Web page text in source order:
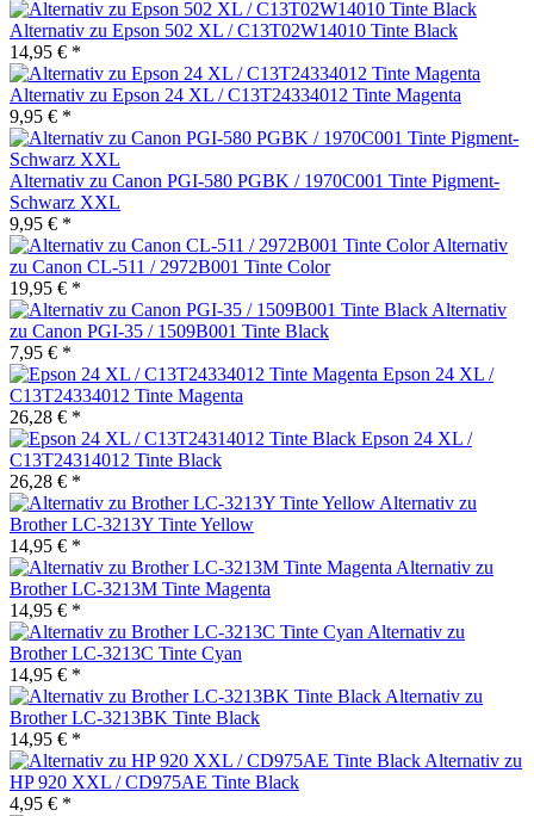
Alternativ zu Epson 502 XL / C13T02W14010 Tinte Black
14,95 € *
Alternativ zu Epson 24 XL / C13T24334012 Tinte Magenta
9,95 € *
Alternativ zu Canon PGI-580 PGBK / 1970C001 Tinte Pigment-
Schwarz XXL
9,95 € *
Alternativ
zu Canon CL-511 / 2972B001 Tinte Color
19,95 € *
Alternativ
zu Canon PGI-35 / 1509B001 Tinte Black
7,95 € *
Epson 24 XL /
C13T24334012 Tinte Magenta
26,28 € *
Epson 24 XL /
C13T24314012 Tinte Black
26,28 € *
Alternativ zu
Brother LC-3213Y Tinte Yellow
14,95 € *
Alternativ zu
Brother LC-3213M Tinte Magenta
14,95 € *
Alternativ zu
Brother LC-3213C Tinte Cyan
14,95 € *
Alternativ zu
Brother LC-3213BK Tinte Black
14,95 € *
Alternativ zu
HP 920 XXL / CD975AE Tinte Black
4,95 € *